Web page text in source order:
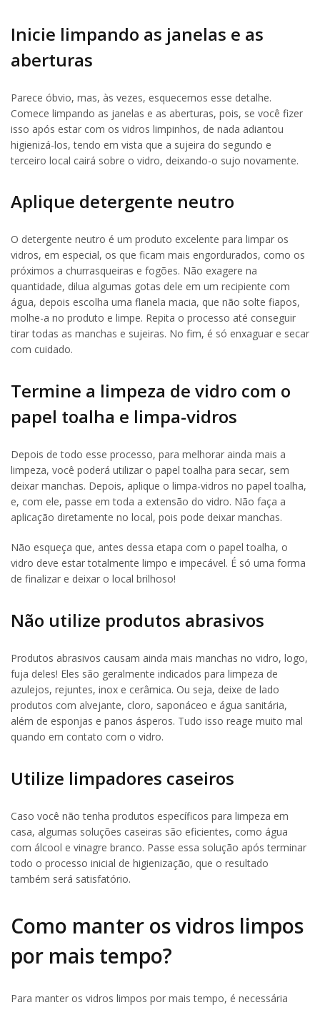
Inicie limpando as janelas e as
aberturas
Parece óbvio, mas, às vezes, esquecemos esse detalhe.
Comece limpando as janelas e as aberturas, pois, se você fizer
isso após estar com os vidros limpinhos, de nada adiantou
higienizá-los, tendo em vista que a sujeira do segundo e
terceiro local cairá sobre o vidro, deixando-o sujo novamente.
Aplique detergente neutro
O detergente neutro é um produto excelente para limpar os
vidros, em especial, os que ficam mais engordurados, como os
próximos a churrasqueiras e fogões. Não exagere na
quantidade, dilua algumas gotas dele em um recipiente com
água, depois escolha uma flanela macia, que não solte fiapos,
molhe-a no produto e limpe. Repita o processo até conseguir
tirar todas as manchas e sujeiras. No fim, é só enxaguar e secar
com cuidado.
Termine a limpeza de vidro com o
papel toalha e limpa-vidros
Depois de todo esse processo, para melhorar ainda mais a
limpeza, você poderá utilizar o papel toalha para secar, sem
deixar manchas. Depois, aplique o limpa-vidros no papel toalha,
e, com ele, passe em toda a extensão do vidro. Não faça a
aplicação diretamente no local, pois pode deixar manchas.
Não esqueça que, antes dessa etapa com o papel toalha, o
vidro deve estar totalmente limpo e impecável. É só uma forma
de finalizar e deixar o local brilhoso!
Não utilize produtos abrasivos
Produtos abrasivos causam ainda mais manchas no vidro, logo,
fuja deles! Eles são geralmente indicados para limpeza de
azulejos, rejuntes, inox e cerâmica. Ou seja, deixe de lado
produtos com alvejante, cloro, saponáceo e água sanitária,
além de esponjas e panos ásperos. Tudo isso reage muito mal
quando em contato com o vidro.
Utilize limpadores caseiros
Caso você não tenha produtos específicos para limpeza em
casa, algumas soluções caseiras são eficientes, como água
com álcool e vinagre branco. Passe essa solução após terminar
todo o processo inicial de higienização, que o resultado
também será satisfatório.
Como manter os vidros limpos
por mais tempo?
Para manter os vidros limpos por mais tempo, é necessária